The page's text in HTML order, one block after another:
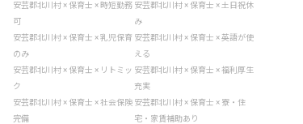
安芸郡北川村 × 保育士 × 時短勤務
可
安芸郡北川村 × 保育士 × 土日祝休
み
安芸郡北川村 × 保育士 × 乳児保育
のみ
安芸郡北川村 × 保育士 × 英語が使
える
安芸郡北川村 × 保育士 × リトミッ
ク
安芸郡北川村 × 保育士 × 福利厚生
充実
安芸郡北川村 × 保育士 × 社会保険
完備
安芸郡北川村 × 保育士 × 寮・住
宅・家賃補助あり